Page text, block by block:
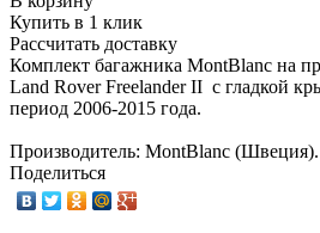
Купить в 1 клик
Рассчитать доставку
Комплект багажника MontBlanc на
Land Rover Freelander II с гладкой
период 2006-2015 года.
Производитель: MontBlanc (Швеция).
Поделиться